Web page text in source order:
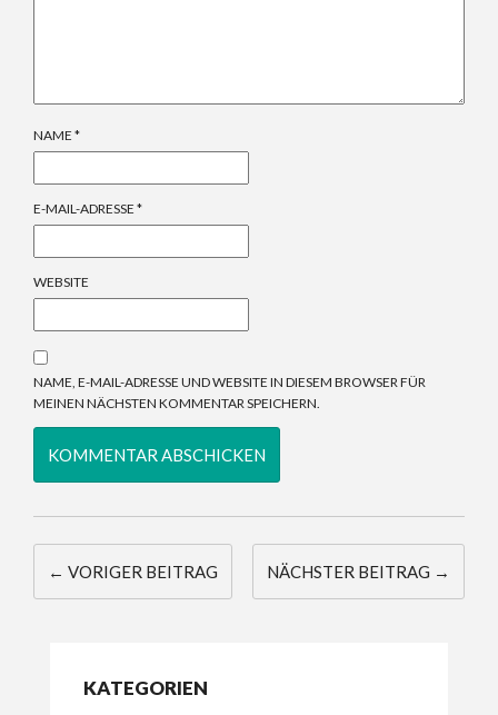
NAME *
E-MAIL-ADRESSE *
WEBSITE
NAME, E-MAIL-ADRESSE UND WEBSITE IN DIESEM BROWSER FÜR
MEINEN NÄCHSTEN KOMMENTAR SPEICHERN.
← VORIGER BEITRAG NÄCHSTER BEITRAG →
KATEGORIEN